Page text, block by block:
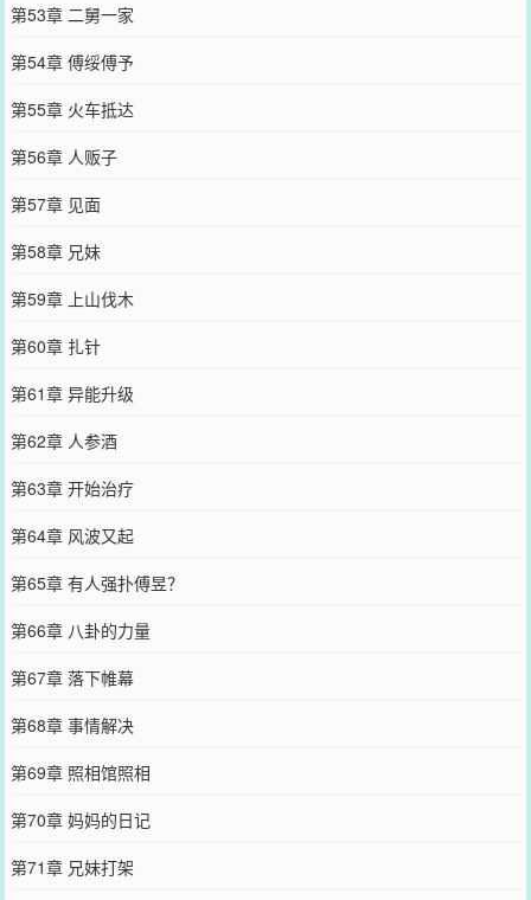
第53章 二舅一家
第54章 傅绥傅予
第55章 火车抵达
第56章 人贩子
第57章 见面
第58章 兄妹
第59章 上山伐木
第60章 扎针
第61章 异能升级
第62章 人参酒
第63章 开始治疗
第64章 风波又起
第65章 有人强扑傅昱？
第66章 八卦的力量
第67章 落下帷幕
第68章 事情解决
第69章 照相馆照相
第70章 妈妈的日记
第71章 兄妹打架